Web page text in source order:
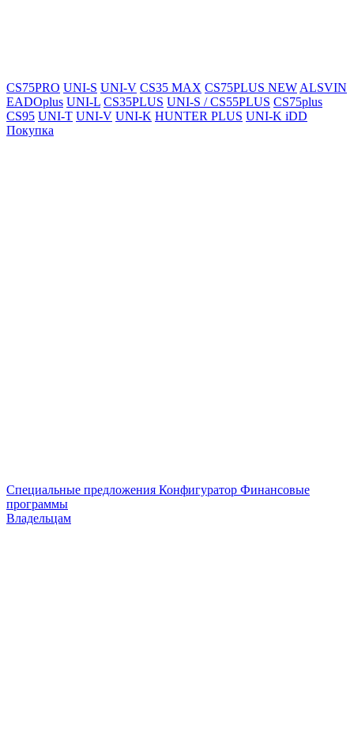
CS75PRO UNI-S UNI-V CS35 MAX CS75PLUS NEW ALSVIN
EADOplus UNI-L CS35PLUS UNI-S / CS55PLUS CS75plus
CS95 UNI-T UNI-V UNI-K HUNTER PLUS UNI-K iDD
Покупка
Специальные предложения Конфигуратор Финансовые
программы
Владельцам